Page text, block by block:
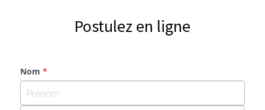
PrivatiserPostulez en ligne
Nom *